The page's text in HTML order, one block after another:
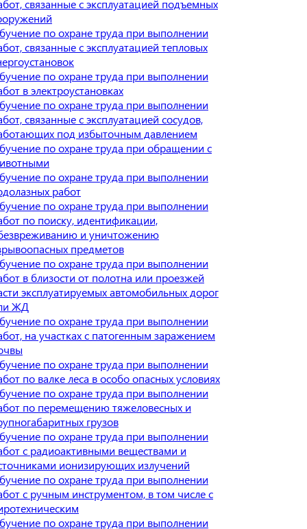
связанные с эксплуатацией подъемных
по охране труда при выполнении
связанные с эксплуатацией тепловых
по охране труда при выполнении
в электроустановках
по охране труда при выполнении
связанные с эксплуатацией сосудов,
под избыточным давлением
по охране труда при обращении с
по охране труда при выполнении
работ
по охране труда при выполнении
по поиску, идентификации,
и уничтожению
предметов
по охране труда при выполнении
в близости от полотна или проезжей
эксплуатируемых автомобильных дорог
ЖД
по охране труда при выполнении
на участках с патогенным заражением
по охране труда при выполнении
по валке леса в особо опасных условиях
по охране труда при выполнении
по перемещению тяжеловесных и
грузов
по охране труда при выполнении
с радиоактивными веществами и
ионизирующих излучений
по охране труда при выполнении
с ручным инструментом, в том числе с
по охране труда при выполнении